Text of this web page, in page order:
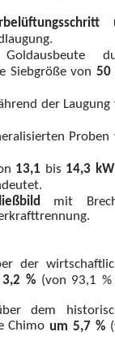
Siebgröße von50
der Laugung
Proben
13,1 bis 14,3
mit
der
%(von 93,1 %
dem
Chimoum 5,7 %